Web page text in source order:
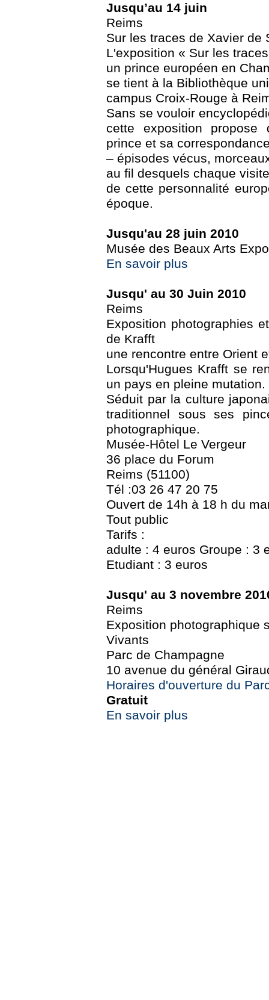
Jusqu’au 14 juin
Reims
Sur les traces de Xavier de
L'exposition « Sur les
un prince européen en
se tient à la Bibliothèque
campus Croix-Rouge à
Sans se vouloir
cette exposition
prince et sa
– épisodes vécus,
au fil desquels chaque
de cette personnalité
époque.
Jusqu'au 28 juin 2010
Musée des Beaux Arts
En savoir plus
Jusqu' au 30 Juin 2010
Reims
Exposition photographies
de Krafft
une rencontre entre Orient
Lorsqu'Hugues Krafft se
un pays en pleine mutation.
Séduit par la culture
traditionnel sous ses
photographique.
Musée-Hôtel Le Vergeur
36 place du Forum
Reims (51100)
Tél :03 26 47 20 75
Ouvert de 14h à 18 h du
Tout public
Tarifs :
adulte : 4 euros Groupe : 3
Etudiant : 3 euros
Jusqu' au 3 novembre
Reims
Exposition photographique
Vivants
Parc de Champagne
10 avenue du général
Horaires d'ouverture du
Gratuit
En savoir plus